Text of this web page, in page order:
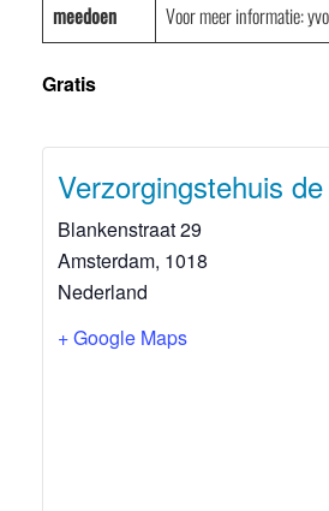
meedoen
Voor meer informatie:
Gratis
Verzorgingstehuis
Blankenstraat 29
Amsterdam, 1018
Nederland
+ Google Maps